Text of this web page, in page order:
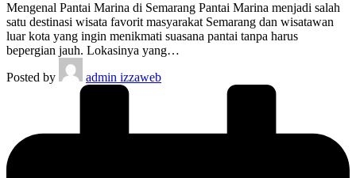
Mengenal Pantai Marina di Semarang Pantai Marina menjadi salah
satu destinasi wisata favorit masyarakat Semarang dan wisatawan
luar kota yang ingin menikmati suasana pantai tanpa harus
bepergian jauh. Lokasinya yang…
Posted by
admin izzaweb